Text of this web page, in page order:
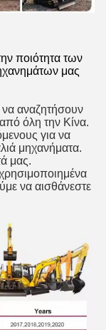
ποιότητα των
μας
αναζητήσουν
όλη την Κίνα.
για να
μηχανήματα.
μας.
να αισθάνεστε